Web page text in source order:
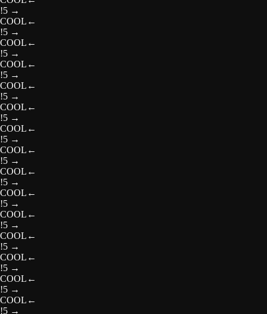
!5 →
COOL ←
!5 →
COOL ←
!5 →
COOL ←
!5 →
COOL ←
!5 →
COOL ←
!5 →
COOL ←
!5 →
COOL ←
!5 →
COOL ←
!5 →
COOL ←
!5 →
COOL ←
!5 →
COOL ←
!5 →
COOL ←
!5 →
COOL ←
!5 →
COOL ←
!5 →